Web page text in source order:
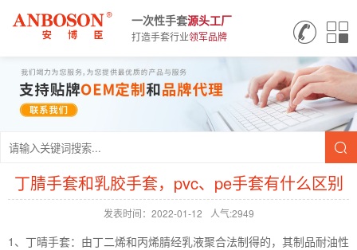
一次性手套源头工厂
打造手套行业领军品牌
丁腈手套和乳胶手套，pvc、pe手套有什么区别
发表时间：2022-01-12 人气:2949
1、丁晴手套：由丁二烯和丙烯腈经乳液聚合法制得的，其制品耐油性